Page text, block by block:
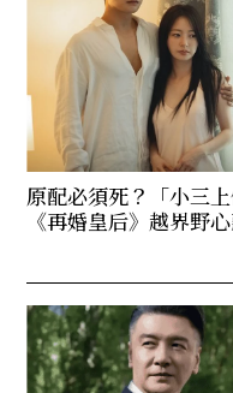
原配必須死？「小三
《再婚皇后》越界野